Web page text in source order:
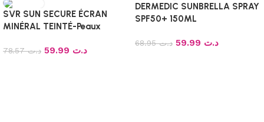
SVR SUN SECURE ÉCRAN
MINÉRAL TEINTÉ-Peaux
د.ت78.57 د.ت
DERMEDIC SUNBRELLA SPRAY
SPF50+ 150ML
د.ت68.95 د.ت